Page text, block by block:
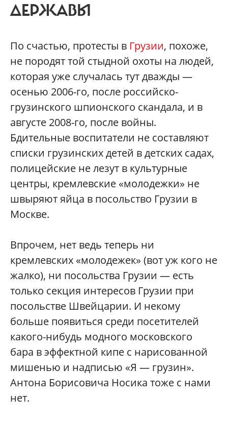
ДЕРЖАВЫ
По счастью, протесты в Грузии, похоже,
не породят той стыдной охоты на людей,
которая уже случалась тут дважды —
осенью 2006-го, после российско-
грузинского шпионского скандала, и в
августе 2008-го, после войны.
Бдительные воспитатели не составляют
списки грузинских детей в детских садах,
полицейские не лезут в культурные
центры, кремлевские «молодежки» не
швыряют яйца в посольство Грузии в
Москве.
Впрочем, нет ведь теперь ни
кремлевских «молодежек» (вот уж кого не
жалко), ни посольства Грузии — есть
только секция интересов Грузии при
посольстве Швейцарии. И некому
больше появиться среди посетителей
какого-нибудь модного московского
бара в эффектной кипе с нарисованной
мишенью и надписью «Я — грузин».
Антона Борисовича Носика тоже с нами
нет.